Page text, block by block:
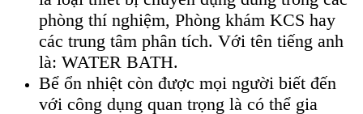
phòng thí nghiệm, Phòng khám KCS hay
các trung tâm phân tích. Với tên tiếng anh
là: WATER BATH.
Bể ổn nhiệt còn được mọi người biết đến
với công dụng quan trọng là có thể gia